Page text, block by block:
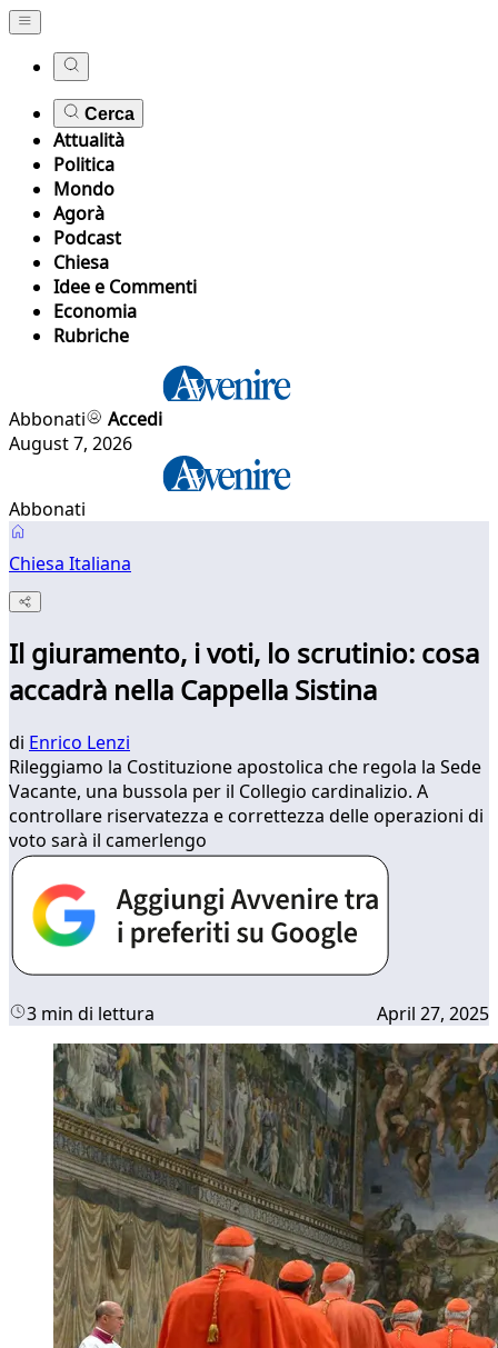
Cerca
Attualità
Politica
Mondo
Agorà
Podcast
Chiesa
Idee e Commenti
Economia
Rubriche
Abbonati
Accedi
August 7, 2026
Abbonati
Chiesa Italiana
Il giuramento, i voti, lo scrutinio: cosa
accadrà nella Cappella Sistina
di Enrico Lenzi
Rileggiamo la Costituzione apostolica che regola la Sede
Vacante, una bussola per il Collegio cardinalizio. A
controllare riservatezza e correttezza delle operazioni di
voto sarà il camerlengo
3 min di lettura April 27, 2025